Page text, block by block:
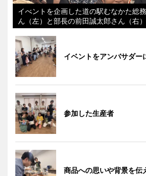
イべントを企画した道の駅むなかた総
ん（左）と部長の前田誠太郎さん（右）
イベントをアンバサダー
参加した生産者
商品への思いや背景を伝